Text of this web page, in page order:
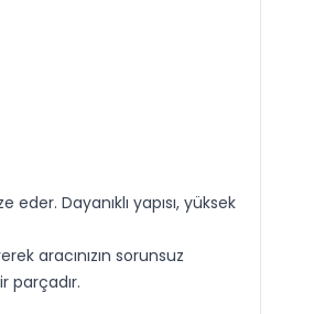
Dayanıklı yapısı, yüksek
aracınızın sorunsuz
parçadır.